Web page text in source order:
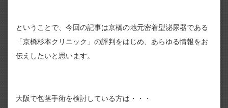
ということで、今回の記事は京橋の地元密着型泌尿器である
「京橋杉本クリニック」の評判をはじめ、あらゆる情報をお
伝えしたいと思います。
大阪で包茎手術を検討している方は・・・